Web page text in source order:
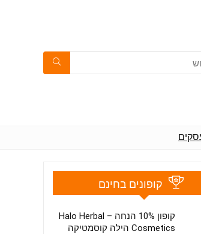
קופונים בחינם
קופון 10% הנחה – Halo Herbal
Cosmetics הילה קוסמטיקה